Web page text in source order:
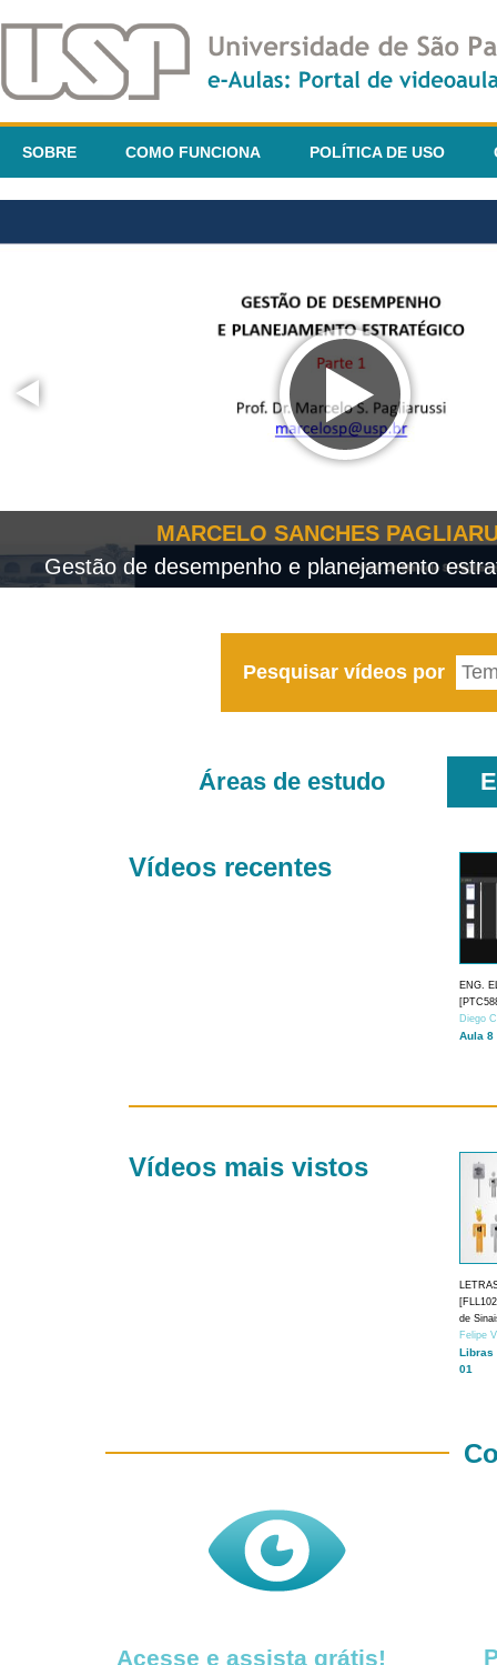
SOBRE COMO FUNCIONA POLÍTICA DE USO
MARCELO SANCHES
Gestão de desempenho e planejamento
Pesquisar vídeos por
Áreas de estudo
Vídeos recentes
ENG.
Diego
Aula 8
Vídeos mais vistos
de
Felipe
Libras
01
Acesse e assista grátis!